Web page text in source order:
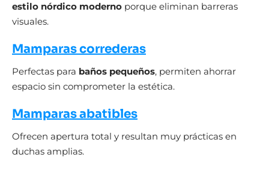
estilo nórdico moderno porque eliminan barreras
visuales.
Mamparas correderas
Perfectas para baños pequeños, permiten ahorrar
espacio sin comprometer la estética.
Mamparas abatibles
Ofrecen apertura total y resultan muy prácticas en
duchas amplias.